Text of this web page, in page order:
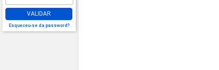
VALIDAR
Esqueceu-se da password?